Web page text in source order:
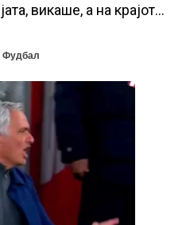
викаше, а на крајот…
Фудбал